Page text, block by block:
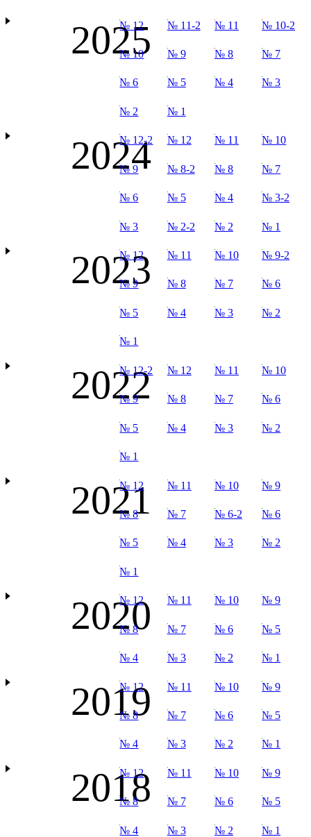
2025
№ 12 № 11-2 № 11 № 10-2
№ 10 № 9 № 8 № 7
№ 6 № 5 № 4 № 3
№ 2 № 1
2024
№ 12-2 № 12 № 11 № 10
№ 9 № 8-2 № 8 № 7
№ 6 № 5 № 4 № 3-2
№ 3 № 2-2 № 2 № 1
2023
№ 12 № 11 № 10 № 9-2
№ 9 № 8 № 7 № 6
№ 5 № 4 № 3 № 2
№ 1
2022
№ 12-2 № 12 № 11 № 10
№ 9 № 8 № 7 № 6
№ 5 № 4 № 3 № 2
№ 1
2021
№ 12 № 11 № 10 № 9
№ 8 № 7 № 6-2 № 6
№ 5 № 4 № 3 № 2
№ 1
2020
№ 12 № 11 № 10 № 9
№ 8 № 7 № 6 № 5
№ 4 № 3 № 2 № 1
2019
№ 12 № 11 № 10 № 9
№ 8 № 7 № 6 № 5
№ 4 № 3 № 2 № 1
2018
№ 12 № 11 № 10 № 9
№ 8 № 7 № 6 № 5
№ 4 № 3 № 2 № 1